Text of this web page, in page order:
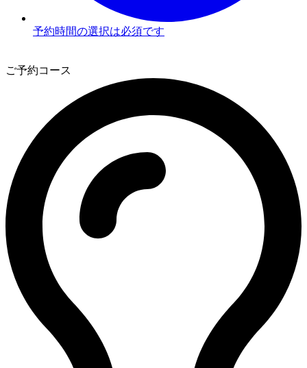
予約時間の選択は必須です
ご予約コース